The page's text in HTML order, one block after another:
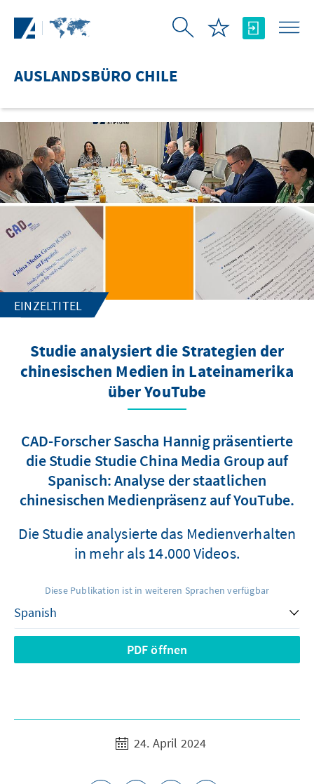
AUSLANDSBÜRO CHILE
EINZELTITEL
Studie analysiert die Strategien der
chinesischen Medien in Lateinamerika
über YouTube
CAD-Forscher Sascha Hannig präsentierte
die Studie Studie China Media Group auf
Spanisch: Analyse der staatlichen
chinesischen Medienpräsenz auf YouTube.
Die Studie analysierte das Medienverhalten
in mehr als 14.000 Videos.
Diese Publikation ist in weiteren Sprachen verfügbar
PDF öffnen
24. April 2024